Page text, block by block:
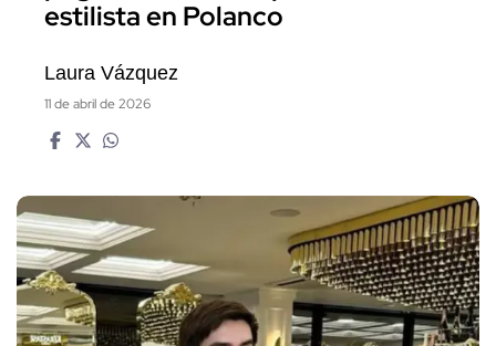
estilista en Polanco
Laura Vázquez
11 de abril de 2026